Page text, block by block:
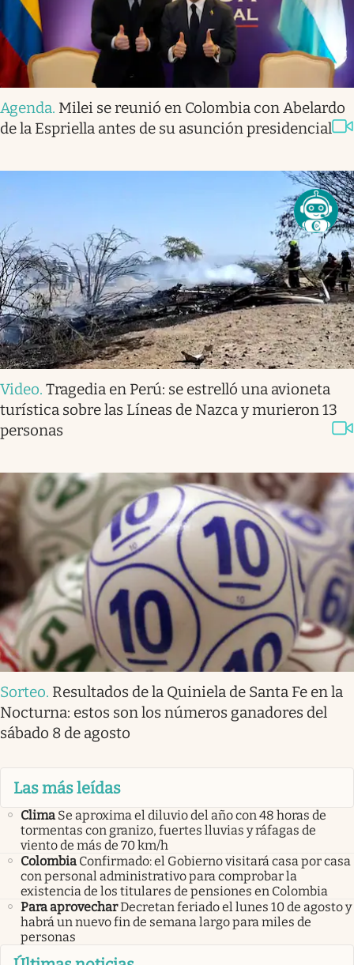
Agenda. Milei se reunió en Colombia con Abelardo
de la Espriella antes de su asunción presidencial
Video. Tragedia en Perú: se estrelló una avioneta
turística sobre las Líneas de Nazca y murieron 13
personas
Sorteo. Resultados de la Quiniela de Santa Fe en la
Nocturna: estos son los números ganadores del
sábado 8 de agosto
Las más leídas
Clima Se aproxima el diluvio del año con 48 horas de
tormentas con granizo, fuertes lluvias y ráfagas de
viento de más de 70 km/h
Colombia Confirmado: el Gobierno visitará casa por casa
con personal administrativo para comprobar la
existencia de los titulares de pensiones en Colombia
Para aprovecharDecretan feriado el lunes 10 de agosto y
habrá un nuevo fin de semana largo para miles de
personas